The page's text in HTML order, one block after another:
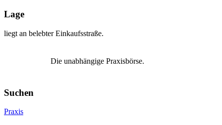
Lage
liegt an belebter Einkaufsstraße.
Die unabhängige Praxisbörse.
Suchen
Praxis